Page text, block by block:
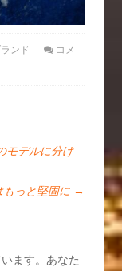
ンド
コメ
モデルに分け
っと堅固に →
ます。あなた